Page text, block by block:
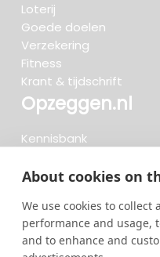
About cookies on
We use cookies to
performance and usage,
and to enhance and
Loterij
Goede doelen
Verzekering
Fitness
Krant & tijdschrift
Opzeggen.nl
Kennisbank
Beoordelingen
Meteen